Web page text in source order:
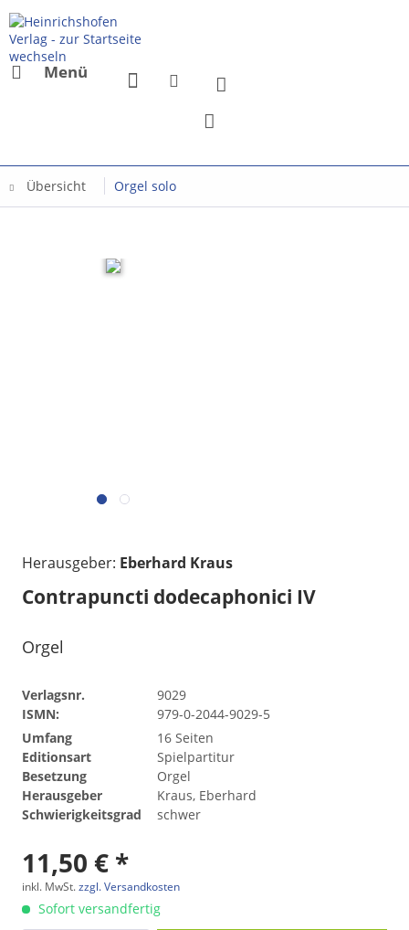
Menü
Übersicht Orgel solo
Herausgeber: Eberhard Kraus
Contrapuncti dodecaphonici IV
Orgel
Verlagsnr.
9029
ISMN:
979-0-2044-9029-5
Umfang
16 Seiten
Editionsart
Spielpartitur
Besetzung
Orgel
Herausgeber
Kraus, Eberhard
Schwierigkeitsgrad
schwer
11,50 € *
inkl. MwSt.zzgl. Versandkosten
Sofort versandfertig